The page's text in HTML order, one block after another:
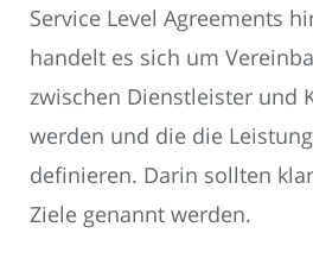
Service Level Agreements
handelt es sich um
zwischen Dienstleister und
werden und die die
definieren. Darin sollten
Ziele genannt werden.